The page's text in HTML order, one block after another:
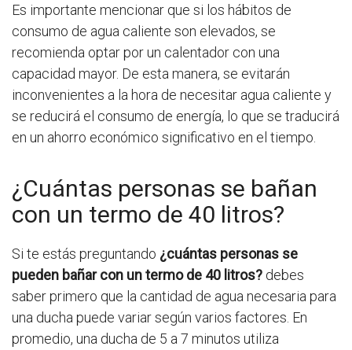
Es importante mencionar que si los hábitos de
consumo de agua caliente son elevados, se
recomienda optar por un calentador con una
capacidad mayor. De esta manera, se evitarán
inconvenientes a la hora de necesitar agua caliente y
se reducirá el consumo de energía, lo que se traducirá
en un ahorro económico significativo en el tiempo.
¿Cuántas personas se bañan
con un termo de 40 litros?
Si te estás preguntando ¿cuántas personas se
pueden bañar con un termo de 40 litros? debes
saber primero que la cantidad de agua necesaria para
una ducha puede variar según varios factores. En
promedio, una ducha de 5 a 7 minutos utiliza